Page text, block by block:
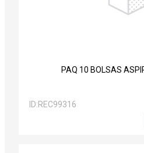
PAQ 10 BOLSAS
ID:REC99316